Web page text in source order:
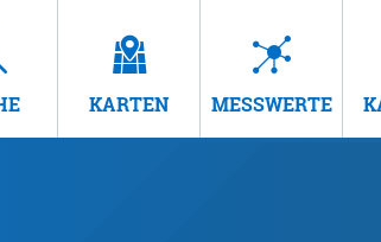
KARTEN MESSWERTE